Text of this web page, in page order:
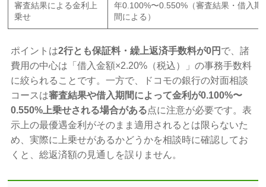
審査結果による金利上
乗せ
年0.100%〜0.550%（審査結果・借入期
間による）
ポイントは2行とも保証料・繰上返済手数料が0円 で、諸
費用の中心は「借入金額×2.20%（税込）」の事務手数料
に絞られることです。一方で、ドコモの銀行の対面相談
コースは審査結果や借入期間によって金利が0.100%〜
0.550%上乗せされる場合がある点に注意が必要です。表
示上の最優遇金利がそのまま適用されるとは限らないた
め、実際に上乗せがあるかどうかを相談時に確認してお
くと、総返済額の見通しを誤りません。